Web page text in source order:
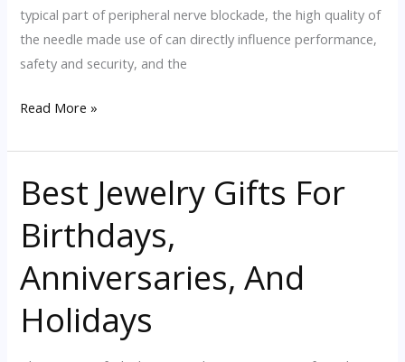
不
同
閉
電
景
較
typical part of peripheral nerve blockade, the high quality of
the needle made use of can directly influence performance,
safety and security, and the
Femoral
Block
Needle
for
Regional
Anesthesia
Procedures
Read More »
Best Jewelry Gifts For
Birthdays,
Anniversaries, And
Holidays